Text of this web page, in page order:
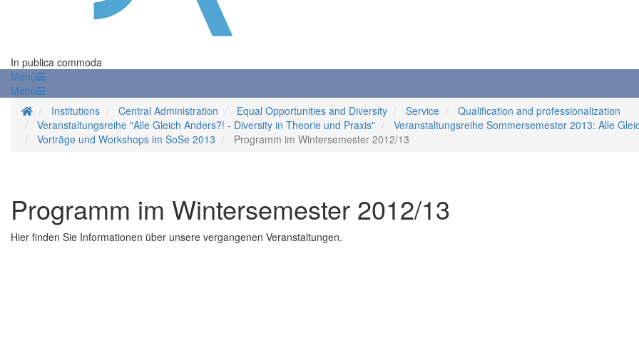
In publica commoda
Menü
Menü
Homepage
Institutions Central Administration Equal Opportunities and Diversity Service
Qualification and professionalization
Veranstaltungsreihe "Alle Gleich Anders?! - Diversity in Theorie und Praxis"
Veranstaltungsreihe Sommersemester 2013: Alle
Vorträge und Workshops im SoSe 2013
Programm im Wintersemester 2012/13
Programm im Wintersemester 2012/13
Hier finden Sie Informationen über unsere vergangenen Veranstaltungen.